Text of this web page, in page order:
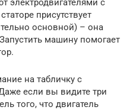
присутствует
основной) – она
машину помогает
на табличку с
если вы видите три
того, что двигатель